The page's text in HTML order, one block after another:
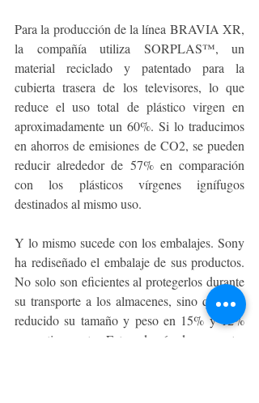
Para la producción de la línea BRAVIA XR,
la compañía utiliza SORPLAS™, un
material reciclado y patentado para la
cubierta trasera de los televisores, lo que
reduce el uso total de plástico virgen en
aproximadamente un 60%. Si lo traducimos
en ahorros de emisiones de CO2, se pueden
reducir alrededor de 57% en comparación
con los plásticos vírgenes ignífugos
destinados al mismo uso.
Y lo mismo sucede con los embalajes. Sony
ha rediseñado el embalaje de sus productos.
No solo son eficientes al protegerlos durante
su transporte a los almacenes, sino que han
reducido su tamaño y peso en 15% y 12%
respectivamente. Esto además de aumentar